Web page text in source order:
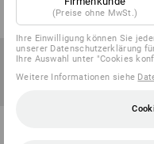
(Preise ohne MwSt.)
Ihre Einwilligung können Sie
unserer Datenschutzerklärung
Ihre Auswahl unter "Cookies
Weitere Informationen siehe